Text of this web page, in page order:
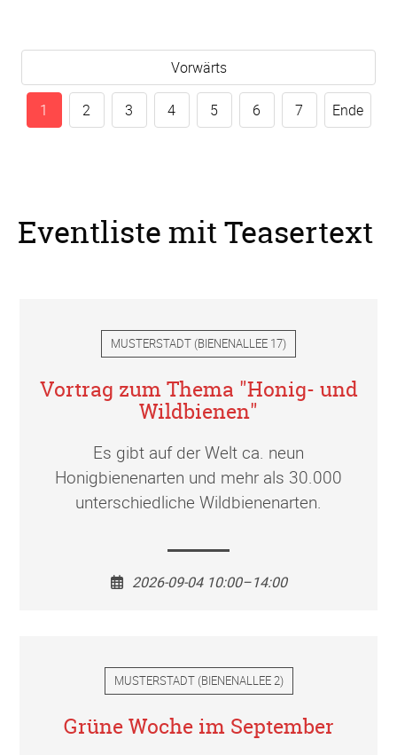
Vorwärts
1 2 3 4 5 6 7 Ende
Eventliste mit Teasertext
MUSTERSTADT (BIENENALLEE 17)
Vortrag zum Thema "Honig- und
Wildbienen"
Es gibt auf der Welt ca. neun
Honigbienenarten und mehr als 30.000
unterschiedliche Wildbienenarten.
2026-09-04 10:00–14:00
MUSTERSTADT(BIENENALLEE 2)
Grüne Woche im September